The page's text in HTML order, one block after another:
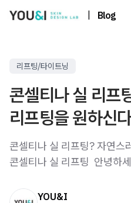
Blog
리프팅/타이트닝
콘셀티나 실 리프
리프팅을 원하신
콘셀티나 실 리프팅? 자연스
콘셀티나 실 리프팅 ​ 안녕하
YOU&I